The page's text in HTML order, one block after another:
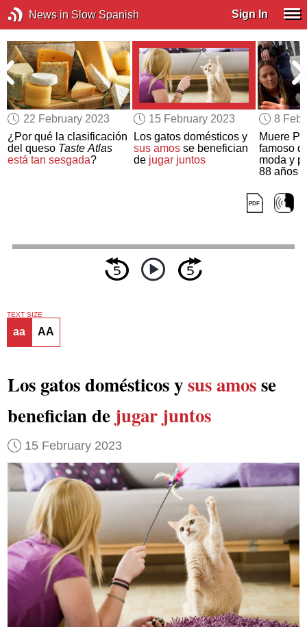
News in Slow Spanish Sign In
22 February 2023
¿Por qué la clasificación
del queso Taste Atlas
está tan sesgada?
15 February 2023
Los gatos domésticos y
sus amosse benefician
de jugar juntos
8
Muere
famoso
moda y
88 años
TEXT SIZE
aa AA
Los gatos domésticos ysus amosse
benefician de jugar juntos
15 February 2023